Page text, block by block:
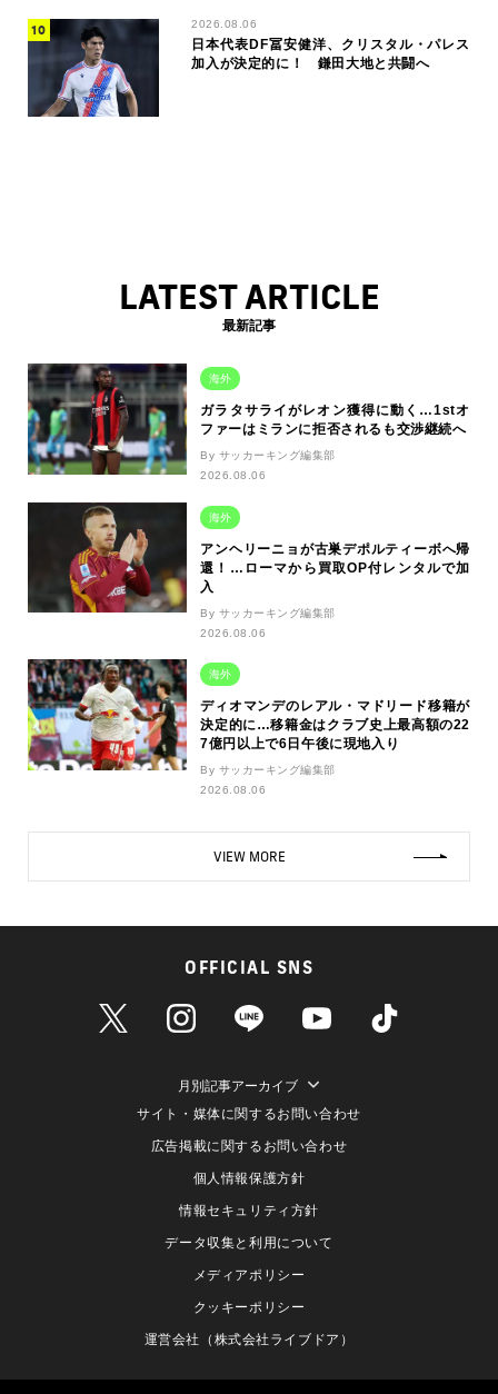
2026.08.06
日本代表DF冨安健洋、クリスタル・パレス
加入が決定的に！ 鎌田大地と共闘へ
LATEST ARTICLE
最新記事
海外
ガラタサライがレオン獲得に動く…1stオ
ファーはミランに拒否されるも交渉継続へ
By サッカーキング編集部
2026.08.06
海外
アンヘリーニョが古巣デポルティーボへ帰
還！…ローマから買取OP付レンタルで加
入
By サッカーキング編集部
2026.08.06
海外
ディオマンデのレアル・マドリード移籍が
決定的に…移籍金はクラブ史上最高額の22
7億円以上で6日午後に現地入り
By サッカーキング編集部
2026.08.06
VIEW MORE
OFFICIAL SNS
月別記事アーカイブ
サイト・媒体に関するお問い合わせ
広告掲載に関するお問い合わせ
個人情報保護方針
情報セキュリティ方針
データ収集と利用について
メディアポリシー
クッキーポリシー
運営会社（株式会社ライブドア）